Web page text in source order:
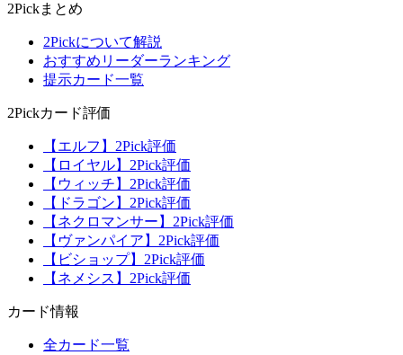
2Pickまとめ
2Pickについて解説
おすすめリーダーランキング
提示カード一覧
2Pickカード評価
【エルフ】2Pick評価
【ロイヤル】2Pick評価
【ウィッチ】2Pick評価
【ドラゴン】2Pick評価
【ネクロマンサー】2Pick評価
【ヴァンパイア】2Pick評価
【ビショップ】2Pick評価
【ネメシス】2Pick評価
カード情報
全カード一覧